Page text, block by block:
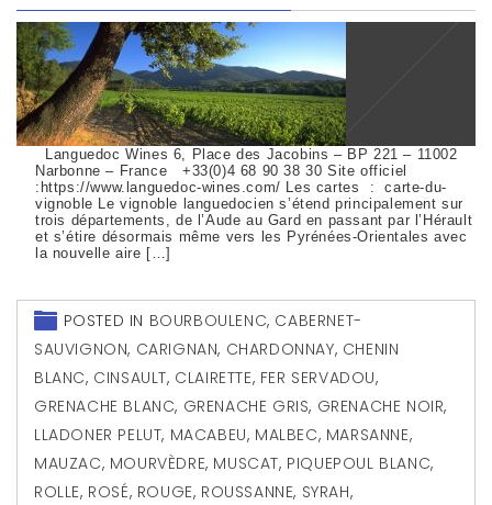
Languedoc Wines 6, Place des Jacobins – BP 221 – 11002
Narbonne – France +33(0)4 68 90 38 30 Site officiel
:https://www.languedoc-wines.com/ Les cartes : carte-du-
vignoble Le vignoble languedocien s’étend principalement sur
trois départements, de l’Aude au Gard en passant par l’Hérault
et s’étire désormais même vers les Pyrénées-Orientales avec
la nouvelle aire […]
POSTED IN BOURBOULENC, CABERNET-
SAUVIGNON, CARIGNAN, CHARDONNAY, CHENIN
BLANC, CINSAULT, CLAIRETTE, FER SERVADOU,
GRENACHE BLANC, GRENACHE GRIS, GRENACHE NOIR,
LLADONER PELUT, MACABEU, MALBEC, MARSANNE,
MAUZAC, MOURVÈDRE, MUSCAT, PIQUEPOUL BLANC,
ROLLE, ROSÉ, ROUGE, ROUSSANNE, SYRAH,